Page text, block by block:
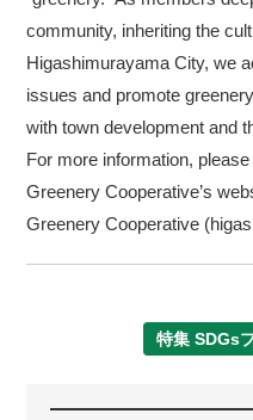
community, inheriting the
Higashimurayama City, we
issues and promote
with town development and
For more information,
Greenery Cooperative’s
Greenery Cooperative
特集 SDGs